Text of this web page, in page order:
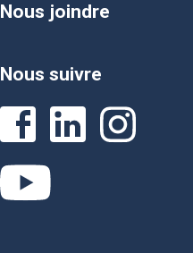
Nous joindre
Nous suivre